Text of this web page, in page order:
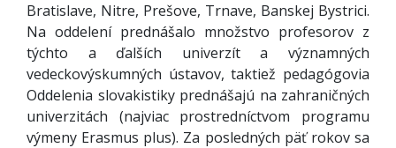
Bratislave, Nitre, Prešove, Trnave, Banskej Bystrici.
Na oddelení prednášalo množstvo profesorov z
týchto a ďalších univerzít a významných
vedeckovýskumných ústavov, taktiež pedagógovia
Oddelenia slovakistiky prednášajú na zahraničných
univerzitách (najviac prostredníctvom programu
výmeny Erasmus plus). Za posledných päť rokov sa